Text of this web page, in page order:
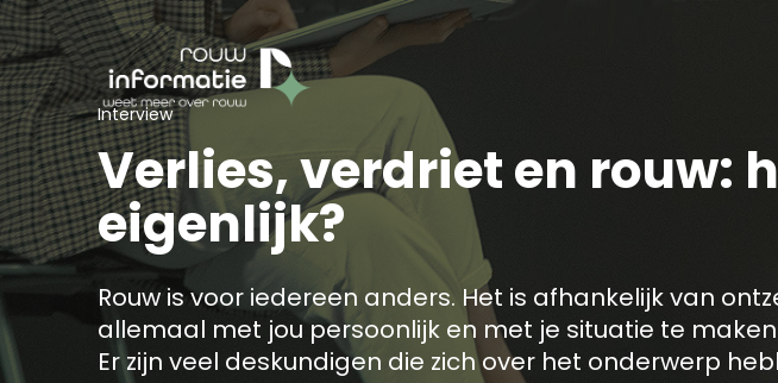
Interview
Verlies, verdriet en rouw:
eigenlijk?
Rouw is voor iedereen anders. Het is afhankelijk van
allemaal met jou persoonlijk en met je situatie te
Er zijn veel deskundigen die zich over het onderwerp